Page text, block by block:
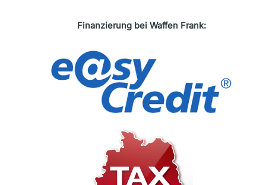
Finanzierung bei Waffen Frank: